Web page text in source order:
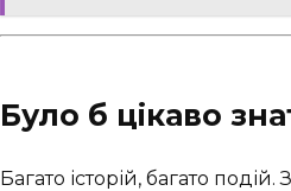
Було б цікаво
Багато історій, багато